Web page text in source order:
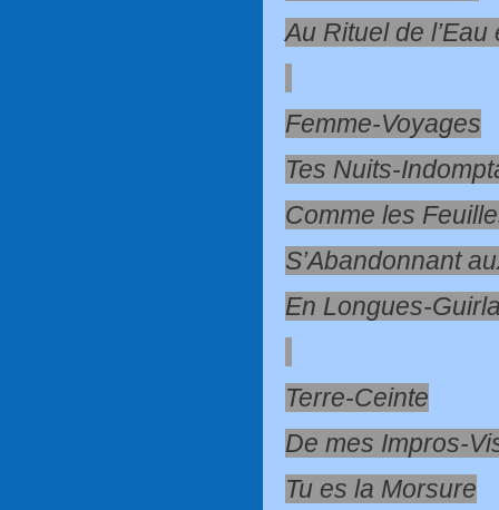
Au Rituel de l’Eau
Femme-Voyages
Tes Nuits-
Comme les
S’Abandonnant
En Longues-
Terre-Ceinte
De mes Impros-
Tu es la Morsure